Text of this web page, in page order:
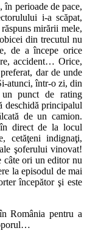
perioade de pace,
i-a scăpat,
mirării mele,
din trecutul nu
de a începe orice
accident… Orice,
dar de unde
atunci, într-o zi, din
punct de rating
deschidă principalul
de un camion.
în direct de la locul
cetăţeni indignaţi,
şoferului vinovat!
câte ori un editor nu
la episodul de mai
începător şi este
România pentru a